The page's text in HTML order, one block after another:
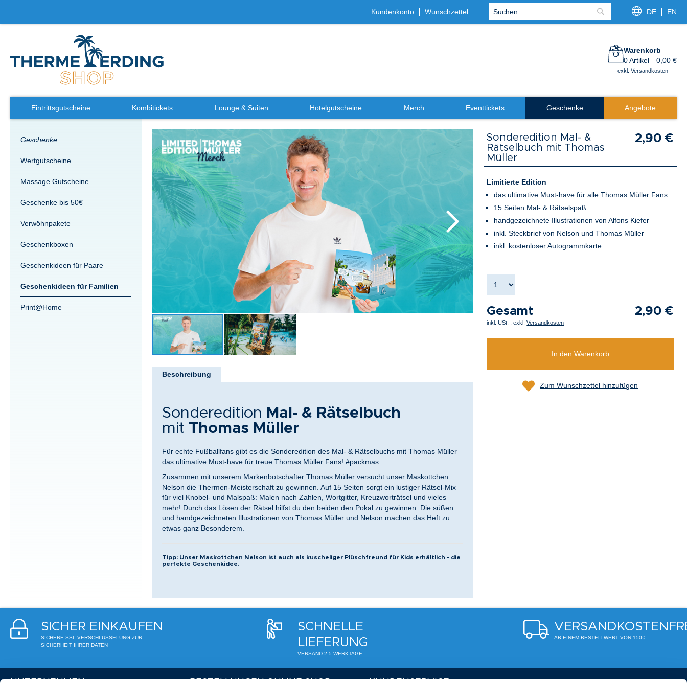
Kundenkonto Wunschzettel
Suche
DE EN
Warenkorb
0Artikel 0,00 €
exkl. Versandkosten
Eintrittsgutscheine Kombitickets Lounge & Suiten Hotelgutscheine Merch Eventtickets Geschenke Angebote
Zum
Ende
der
Bildergalerie
springen
Anfang
Beschreibung
Sonderedition Mal- & Rätselbuch
mit Thomas Müller
Für echte Fußballfans gibt es die Sonderedition des Mal- & Rätselbuchs mit Thomas Müller –
das ultimative Must-have für treue Thomas Müller Fans! #packmas
Zusammen mit unserem Markenbotschafter Thomas Müller versucht unser Maskottchen
Nelson die Thermen-Meisterschaft zu gewinnen. Auf 15 Seiten sorgt ein lustiger Rätsel-Mix
für viel Knobel- und Malspaß: Malen nach Zahlen, Wortgitter, Kreuzworträtsel und vieles
mehr! Durch das Lösen der Rätsel hilfst du den beiden den Pokal zu gewinnen. Die süßen
und handgezeichneten Illustrationen von Thomas Müller und Nelson machen das Heft zu
etwas ganz Besonderem.
Tipp: Unser Maskottchen Nelson ist auch als kuscheliger Plüschfreund für Kids erhältlich - die
perfekte Geschenkidee.
Sonderedition Mal- &
Rätselbuch mit Thomas
Müller
2,90 €
Limitierte Edition
das ultimative Must-have für alle Thomas Müller Fans
15 Seiten Mal- & Rätselspaß
handgezeichnete Illustrationen von Alfons Kiefer
inkl. Steckbrief von Nelson und Thomas Müller
inkl. kostenloser Autogrammkarte
Gesamt 2,90 €
inkl. USt. ,exkl.Versandkosten
In den Warenkorb
Zum Wunschzettel hinzufügen
Geschenke
Wertgutscheine
Massage Gutscheine
Geschenke bis 50€
Verwöhnpakete
Geschenkboxen
Geschenkideen für Paare
Geschenkideen für Familien
Print@Home
SICHER EINKAUFEN
SICHERE SSL VERSCHLÜSSELUNG ZUR
SICHERHEIT IHRER DATEN
SCHNELLE
LIEFERUNG
VERSAND 2-5 WERKTAGE
AB EINEM BESTELLWERT VON 150€